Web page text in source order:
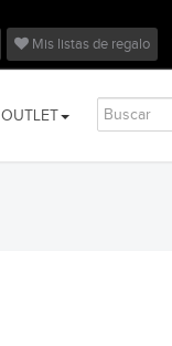
Mis listas de regalo
OUTLET